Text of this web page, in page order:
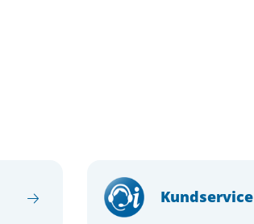
Kundservice